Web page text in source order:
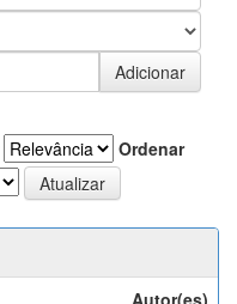
Ordenar
Autor(es)